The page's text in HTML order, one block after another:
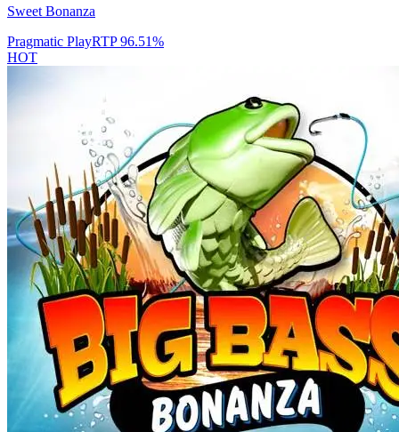
Sweet Bonanza
Pragmatic PlayRTP96.51%
HOT